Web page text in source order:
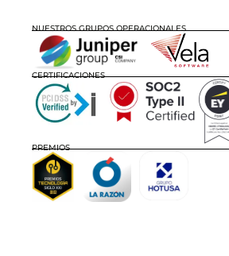
NUESTROS GRUPOS OPERACIONALES
CERTIFICACIONES
PREMIOS